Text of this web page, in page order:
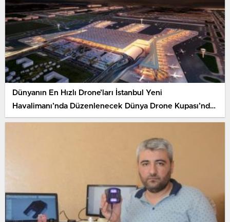
Dünyanın En Hızlı Drone’ları İstanbul Yeni
Havalimanı’nda Düzenlenecek Dünya Drone Kupası’nda
Yarışacak